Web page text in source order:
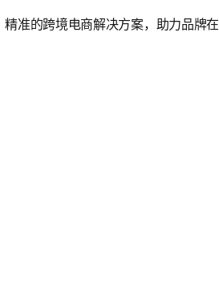
准的跨境电商解决方案，助力品牌在